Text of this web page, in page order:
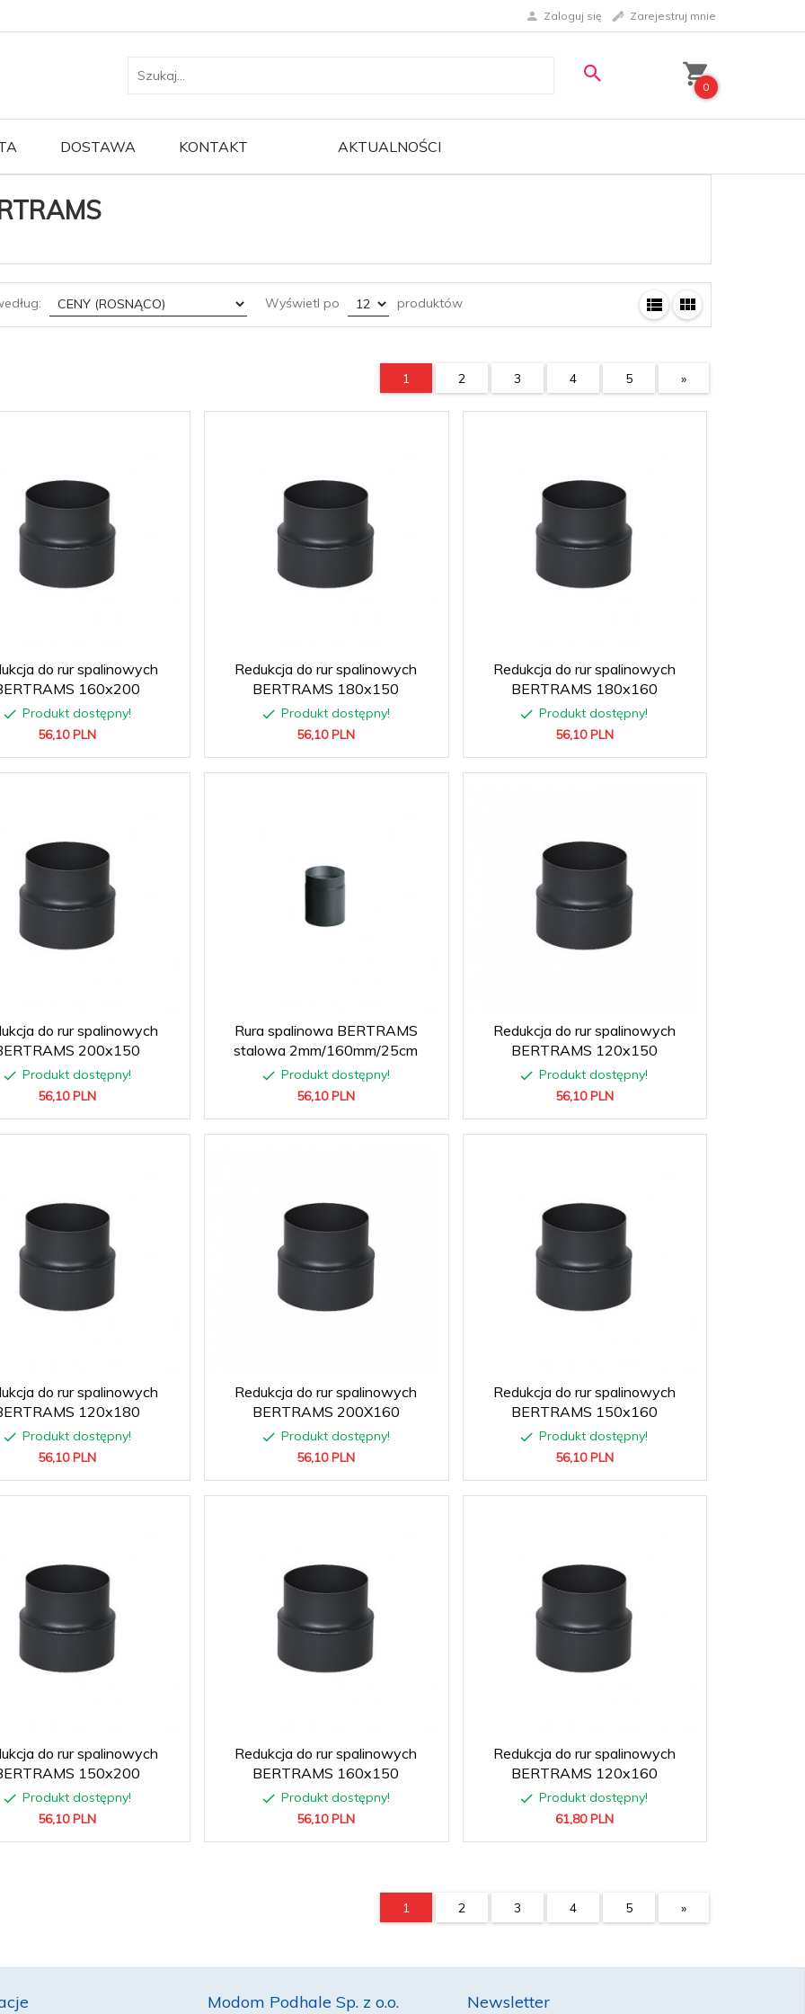
Zaloguj się Zarejestruj mnie
0
DOSTAWA KONTAKT AKTUALNOŚCI
sort Wyświetl po pop produktów
1 2 3 4 5 »
do rur spalinowych
160x200
Produkt dostępny!
56,10 PLN
Redukcja do rur spalinowych
BERTRAMS 180x150
Produkt dostępny!
56,10 PLN
Redukcja do rur spalinowych
BERTRAMS 180x160
Produkt dostępny!
56,10 PLN
do rur spalinowych
200x150
Produkt dostępny!
56,10 PLN
Rura spalinowa BERTRAMS
stalowa 2mm/160mm/25cm
Produkt dostępny!
56,10 PLN
Redukcja do rur spalinowych
BERTRAMS 120x150
Produkt dostępny!
56,10 PLN
do rur spalinowych
120x180
Produkt dostępny!
56,10 PLN
Redukcja do rur spalinowych
BERTRAMS 200X160
Produkt dostępny!
56,10 PLN
Redukcja do rur spalinowych
BERTRAMS 150x160
Produkt dostępny!
56,10 PLN
do rur spalinowych
150x200
Produkt dostępny!
56,10 PLN
Redukcja do rur spalinowych
BERTRAMS 160x150
Produkt dostępny!
56,10 PLN
Redukcja do rur spalinowych
BERTRAMS 120x160
Produkt dostępny!
61,80 PLN
1 2 3 4 5 »
Modom Podhale Sp. z o.o. Newsletter